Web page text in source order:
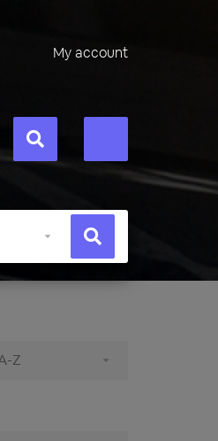
My account